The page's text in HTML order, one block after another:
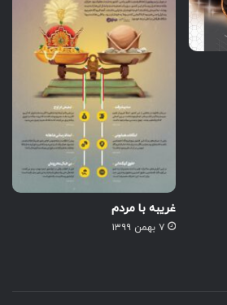
غریبه با مردم
۷ بهمن ۱۳۹۹